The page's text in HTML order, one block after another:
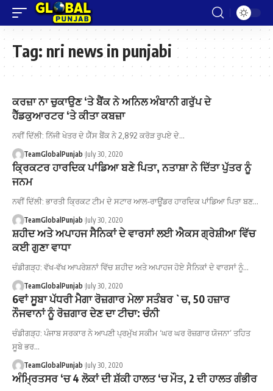
Tag: nri news in punjabi
ਕਰਜ਼ਾ ਨਾ ਚੁਕਾਉਣ ‘ਤੇ ਬੈਂਕ ਨੇ ਅਨਿਲ ਅੰਬਾਨੀ ਗਰੁੱਪ ਦੇ
ਹੈੱਡਕੁਆਰਟਰ ‘ਤੇ ਕੀਤਾ ਕਬਜ਼ਾ
ਨਵੀਂ ਦਿੱਲੀ: ਨਿੱਜੀ ਖੇਤਰ ਦੇ ਯੈੱਸ ਬੈਂਕ ਨੇ 2,892 ਕਰੋੜ ਰੁਪਏ ਦੇ…
TeamGlobalPunjab July 30, 2020
ਕ੍ਰਿਕਟਰ ਹਾਰਦਿਕ ਪਾਂਡਿਆ ਬਣੇ ਪਿਤਾ, ਨਤਾਸ਼ਾ ਨੇ ਦਿੱਤਾ ਪੁੱਤਰ ਨੂੰ
ਜਨਮ
ਨਵੀਂ ਦਿੱਲੀ: ਭਾਰਤੀ ਕ੍ਰਿਕਟ ਟੀਮ ਦੇ ਸਟਾਰ ਆਲ-ਰਾਊਂਡਰ ਹਾਰਦਿਕ ਪਾਂਡਿਆ ਪਿਤਾ ਬਣ…
TeamGlobalPunjab July 30, 2020
ਸ਼ਹੀਦ ਅਤੇ ਅਪਾਹਜ ਸੈਨਿਕਾਂ ਦੇ ਵਾਰਸਾਂ ਲਈ ਐਕਸ ਗ੍ਰੇਸ਼ੀਆ ਵਿੱਚ
ਕਈ ਗੁਣਾ ਵਾਧਾ
ਚੰਡੀਗੜ੍ਹ: ਵੱਖ-ਵੱਖ ਆਪਰੇਸ਼ਨਾਂ ਵਿੱਚ ਸ਼ਹੀਦ ਅਤੇ ਅਪਾਹਜ ਹੋਏ ਸੈਨਿਕਾਂ ਦੇ ਵਾਰਸਾਂ ਨੂੰ…
TeamGlobalPunjab July 30, 2020
6ਵਾਂ ਸੂਬਾ ਪੱਧਰੀ ਮੈਗਾ ਰੋਜ਼ਗਾਰ ਮੇਲਾ ਸਤੰਬਰ `ਚ, 50 ਹਜ਼ਾਰ
ਨੌਜਵਾਨਾਂ ਨੂੰ ਰੋਜ਼ਗਾਰ ਦੇਣ ਦਾ ਟੀਚਾ: ਚੰਨੀ
ਚੰਡੀਗੜ੍ਹ: ਪੰਜਾਬ ਸਰਕਾਰ ਨੇ ਆਪਣੀ ਪ੍ਰਮੁੱਖ ਸਕੀਮ ‘ਘਰ ਘਰ ਰੋਜ਼ਗਾਰ ਯੋਜਨਾ’ ਤਹਿਤ
ਸੂਬੇ ਭਰ…
TeamGlobalPunjab July 30, 2020
ਅੰਮ੍ਰਿਤਸਰ ‘ਚ 4 ਲੋਕਾਂ ਦੀ ਸ਼ੱਕੀ ਹਾਲਤ ‘ਚ ਮੌਤ, 2 ਦੀ ਹਾਲਤ ਗੰਭੀਰ